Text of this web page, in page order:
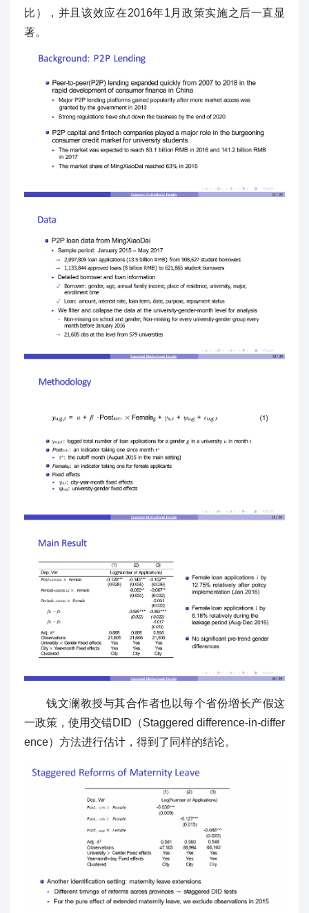
比），并且该效应在2016年1月政策实施之后一直显
著。
钱文澜教授与其合作者也以每个省份增长产假这
一政策，使用交错DID（Staggered difference-in-differ
ence）方法进行估计，得到了同样的结论。